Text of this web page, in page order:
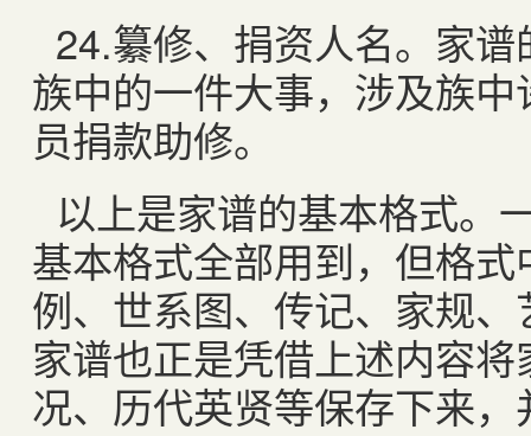
24.纂修、捐资人名。家
族中的一件大事，涉及族
员捐款助修。
以上是家谱的基本格式。
基本格式全部用到，但格
例、世系图、传记、家规
家谱也正是凭借上述内容
况、历代英贤等保存下来